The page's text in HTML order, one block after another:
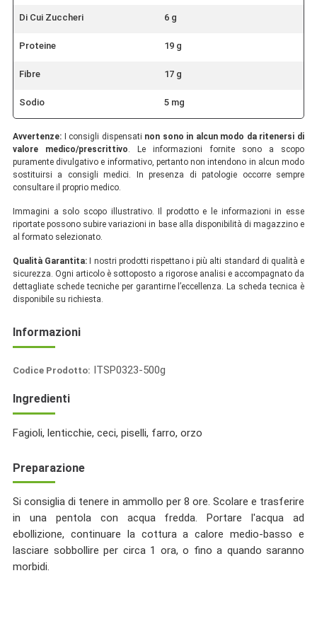
Di Cui Zuccheri 6 g
Proteine 19 g
Fibre 17 g
Sodio 5 mg
Avvertenze: I consigli dispensati non sono in alcun modo da ritenersi di
valore medico/prescrittivo. Le informazioni fornite sono a scopo
puramente divulgativo e informativo, pertanto non intendono in alcun modo
sostituirsi a consigli medici. In presenza di patologie occorre sempre
consultare il proprio medico.
Immagini a solo scopo illustrativo. Il prodotto e le informazioni in esse
riportate possono subire variazioni in base alla disponibilità di magazzino e
al formato selezionato.
Qualità Garantita: I nostri prodotti rispettano i più alti standard di qualità e
sicurezza. Ogni articolo è sottoposto a rigorose analisi e accompagnato da
dettagliate schede tecniche per garantirne l’eccellenza. La scheda tecnica è
disponibile su richiesta.
Informazioni
Codice Prodotto: ITSP0323-500g
Spezie
Ingredienti
Fagioli, lenticchie, ceci, piselli, farro, orzo
Preparazione
Si consiglia di tenere in ammollo per 8 ore. Scolare e trasferire
in una pentola con acqua fredda. Portare l'acqua ad
ebollizione, continuare la cottura a calore medio-basso e
lasciare sobbollire per circa 1 ora, o fino a quando saranno
morbidi.